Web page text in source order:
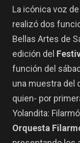
La icónica voz
realizó dos
Bellas Artes de
edición del
función del
una muestra del
quien- por
Yolandita:
Orquesta